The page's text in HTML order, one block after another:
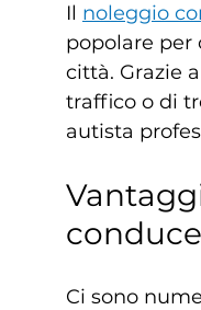
Il noleggio
popolare per
città. Grazie
traffico o di
autista
Ci sono